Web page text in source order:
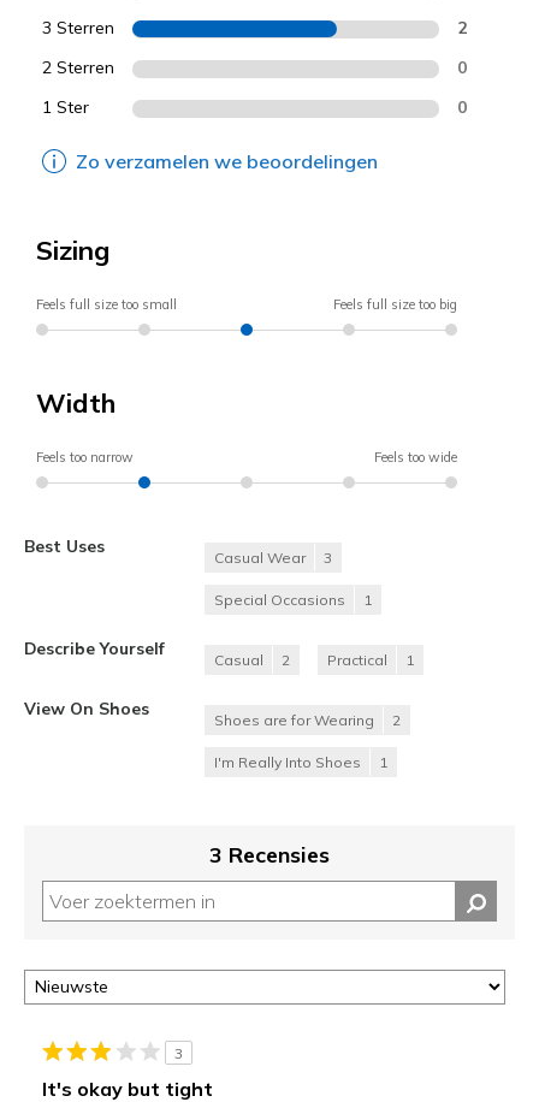
3 Sterren 2
2 Sterren 0
1 Ster 0
Zo verzamelen we beoordelingen
Sizing
Feels full size too small Feels full size too big
Width
Feels too narrow Feels too wide
Best Uses
Casual Wear 3
Special Occasions 1
Describe Yourself
Casual 2 Practical 1
View On Shoes
Shoes are for Wearing 2
I'm Really Into Shoes 1
3 Recensies
3
It's okay but tight